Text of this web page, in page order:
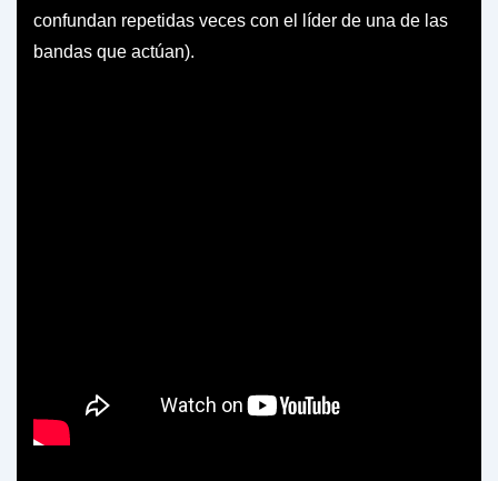
confundan repetidas veces con el líder de una de las
bandas que actúan).